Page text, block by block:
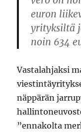
euron
yrityksiltä
noin 634
Vastalahjaksi
näppärän
”ennakolta